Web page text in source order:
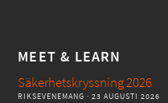
MEET & LEARN
Säkerhetskryssning 2026
RIKSEVENEMANG · 23 AUGUSTI 2026